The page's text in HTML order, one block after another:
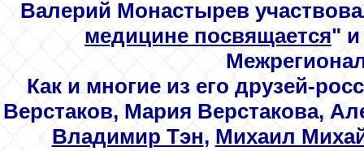
Валерий Монастырев
медицине посвящается" и
Как и многие из его друзей-
Верстаков, Мария Верстакова,
Владимир Тэн, Михаил